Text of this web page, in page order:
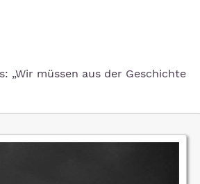
„Wir müssen aus der Geschichte